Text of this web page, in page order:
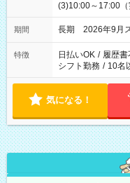
(3)10:00～17:00
期間 長期 2026年9月
特徴 日払いOK / 履歴書
シフト勤務 / 10名
気になる！